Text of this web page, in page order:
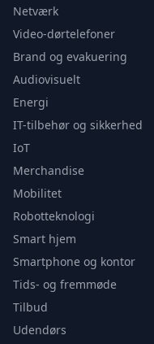
Netværk
Video-dørtelefoner
Brand og evakuering
Audiovisuelt
Energi
IT-tilbehør og sikkerhed
IoT
Merchandise
Mobilitet
Robotteknologi
Smart hjem
Smartphone og kontor
Tids- og fremmøde
Tilbud
Udendørs